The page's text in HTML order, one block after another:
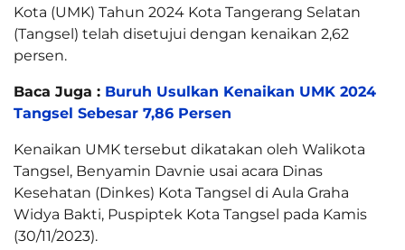
Kota (UMK) Tahun 2024 Kota Tangerang Selatan
(Tangsel) telah disetujui dengan kenaikan 2,62
persen.
Baca Juga : Buruh Usulkan Kenaikan UMK 2024
Tangsel Sebesar 7,86 Persen
Kenaikan UMK tersebut dikatakan oleh Walikota
Tangsel, Benyamin Davnie usai acara Dinas
Kesehatan (Dinkes) Kota Tangsel di Aula Graha
Widya Bakti, Puspiptek Kota Tangsel pada Kamis
(30/11/2023).